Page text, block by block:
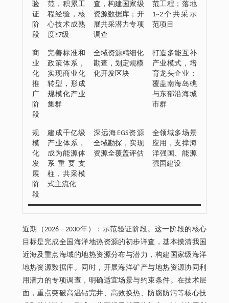
验
证
阶
段
范，积累工
程经验，核
心技术成熟
度≥7级
查，构建国家级
资源数据库；开
展共采潜力专项
调查
范工程；落地
1~2个共采示
范项目
商
业
化
推
广
阶
段
完善标准和
政策体系，
实现商业化
转型，形成
规模化产业
集群
全域资源精细化
勘查，划定规模
化开发区块
打造多能互补
产业模式，培
育龙头企业；
覆盖南海岛礁
与东部沿海城
市群
规
模
化
发
展
阶
段
建成千亿级
产业体系，
成为能源体
系重要支
柱，共采模
式主流化
深远海EGS资源
全域勘探，实现
资源全覆盖评估
全领域多场景
应用，支撑海
洋强国、能源
强国建设
近期（2026—2030年）：示范验证阶段。这一阶段的核心
目标是完成全国海洋地热资源的初步详查，基本摸清我国
近海及重点海域的地热资源分布与潜力，构建国家级海洋
地热资源数据库。同时，开展海洋矿产与地热资源协同利
用潜力的专项调查，明确适宜场景与约束条件。在技术层
面，重点突破高温钻完井、高效换热、防腐防污等核心技